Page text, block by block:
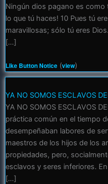
Ningún dios pagano es como
lo que tú haces! 10 Pues tú
maravillosas; sólo tú eres
[…]
Like Button Notice (view)
YA NO SOMOS ESCLAVOS
YA NO SOMOS ESCLAVOS
práctica común en el tiempo
desempeñaban labores de
maestros de los hijos de los
propiedades, pero,
esclavos y seres inferiores.
[…]